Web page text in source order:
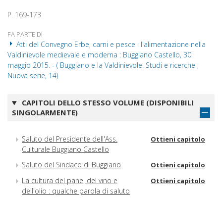
P. 169-173
FA PARTE DI
Atti del Convegno Erbe, carni e pesce : l'alimentazione nella
Valdinievole medievale e moderna : Buggiano Castello, 30
maggio 2015. - ( Buggiano e la Valdinievole. Studi e ricerche ;
Nuova serie, 14)
CAPITOLI DELLO STESSO VOLUME (DISPONIBILI
SINGOLARMENTE)
Saluto del Presidente dell'Ass.
Culturale Buggiano Castello
Ottieni capitolo
Saluto del Sindaco di Buggiano Ottieni capitolo
La cultura del pane, del vino e
dell'olio : qualche parola di saluto
Ottieni capitolo